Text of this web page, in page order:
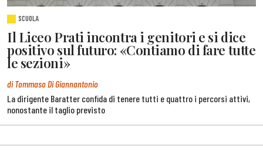
SCUOLA
Il Liceo Prati incontra i genitori e si dice
positivo sul futuro: «Contiamo di fare tutte
le sezioni»
di Tommaso Di Giannantonio
La dirigente Baratter confida di tenere tutti e quattro i percorsi attivi,
nonostante il taglio previsto